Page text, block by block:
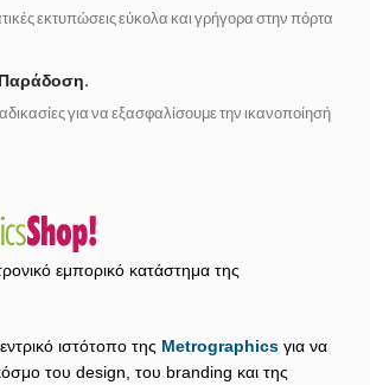
εκτυπώσεις εύκολα και γρήγορα στην πόρτα
για να εξασφαλίσουμε την ικανοποίησή
εμπορικό κατάστημα της
ιστότοπο της Metrographics για να
του design, του branding και της